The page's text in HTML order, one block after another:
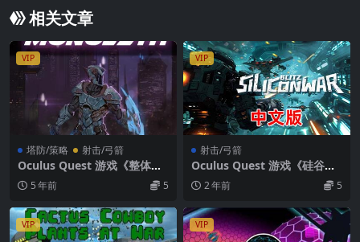
相关文章
VIP
塔防/策略 射击/弓箭
Oculus Quest 游戏《整体式
VR》Monolith VR 直装游戏
破解版下载
5 年前 5
VIP
射击/弓箭
Oculus Quest 游戏《硅谷战
争:闪电战VR》Silicon War:Bl
itz VR
2 年前 5
VIP VIP